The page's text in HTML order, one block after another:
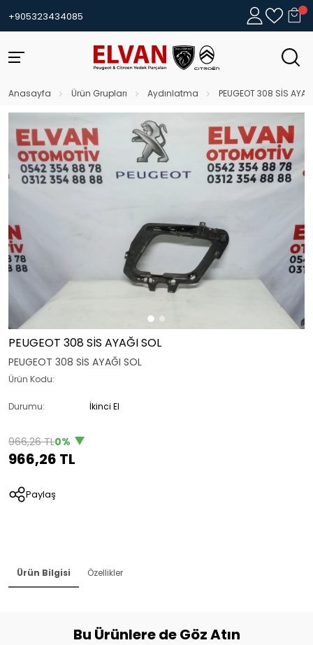
+905323434085
Anasayfa Ürün Grupları Aydınlatma PEUGEOT 308 SİS
PEUGEOT 308 SİS AYAĞI SOL
PEUGEOT 308 SİS AYAĞI SOL
Ürün Kodu:
Durumu: İkinci El
966,26 TL0%
966,26 TL
Paylaş
Ürün Bilgisi Özellikler
Bu Ürünlere de Göz Atın